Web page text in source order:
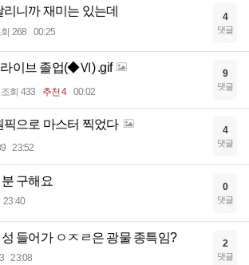
니까 재미는 있는데
268 00:25
4
댓글
라이브 졸업(◆Ⅵ) .gif
조회 433 추천 4 00:02
9
댓글
픽으로 마스터 찍었다
23:52
4
댓글
구해요
23:40
0
댓글
들어가 ㅇㅈㄹ은 광물 종특임?
23:08
2
댓글